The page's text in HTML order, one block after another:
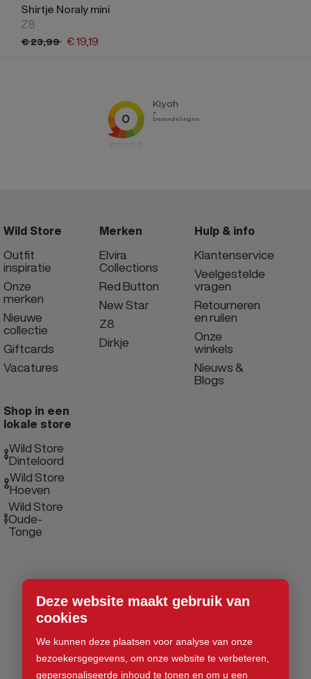
Deze website maakt gebruik van
cookies
We kunnen deze plaatsen voor analyse van onze
bezoekersgegevens, om onze website te verbeteren,
gepersonaliseerde inhoud te tonen en om u een
Shirtje Noraly mini
Z8
€23,99 €19,19
Wild Store
Outfit
inspiratie
Onze
merken
Nieuwe
collectie
Giftcards
Vacatures
Merken
Elvira
Collections
Red Button
New Star
Z8
Dirkje
Hulp & info
Klantenservice
Veelgestelde
vragen
Retourneren
en ruilen
Onze
winkels
Nieuws &
Blogs
Shop in een
lokale store
Wild Store
Dinteloord
Wild Store
Hoeven
Wild Store
Oude-
Tonge